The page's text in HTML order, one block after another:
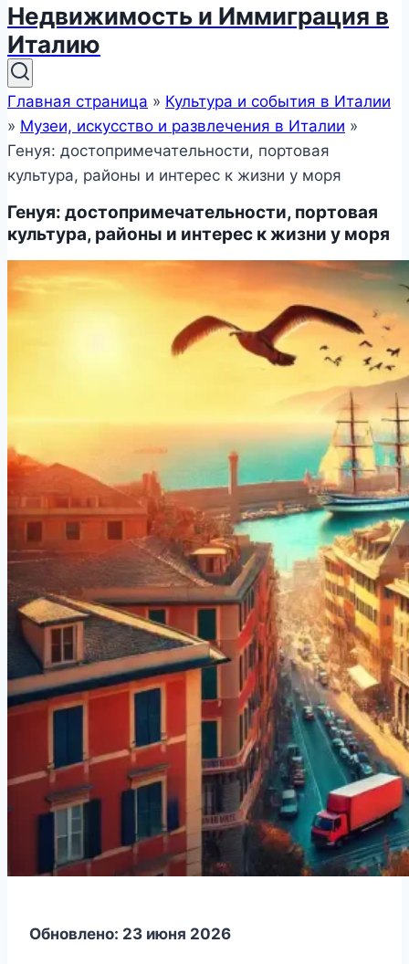
Недвижимость и Иммиграция в
Италию
Главная страница » Культура и события в Италии
» Музеи, искусство и развлечения в Италии »
Генуя: достопримечательности, портовая
культура, районы и интерес к жизни у моря
Генуя: достопримечательности, портовая
культура, районы и интерес к жизни у моря
Обновлено: 23 июня 2026